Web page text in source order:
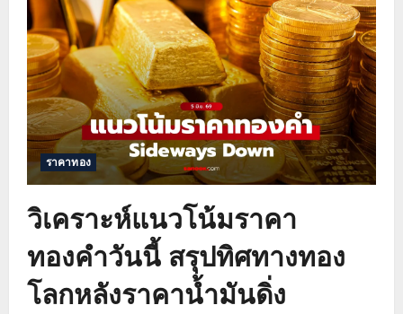
ราคาทอง
วิเคราะห์แนวโน้มราคา
ทองคำวันนี้ สรุปทิศทางทอง
โลกหลังราคาน้ำมันดิ่ง